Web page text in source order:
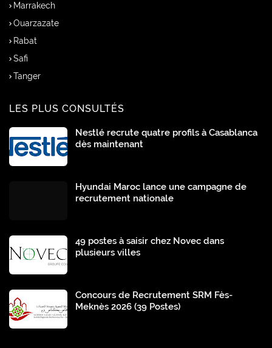
Marrakech
Ouarzazate
Rabat
Safi
Tanger
LES PLUS CONSULTÉS
Nestlé recrute quatre profils à Casablanca
dès maintenant
Hyundai Maroc lance une campagne de
recrutement nationale
49 postes à saisir chez Novec dans
plusieurs villes
Concours de Recrutement SRM Fès-
Meknès 2026 (39 Postes)